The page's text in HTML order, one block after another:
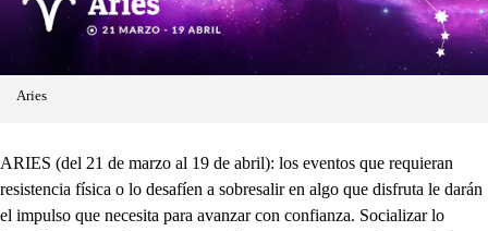
Aries
ARIES (del 21 de marzo al 19 de abril): los eventos que requieran
resistencia física o lo desafíen a sobresalir en algo que disfruta le darán
el impulso que necesita para avanzar con confianza. Socializar lo